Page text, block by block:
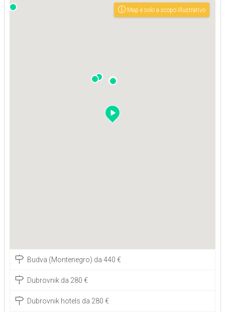
Map è solo a scopo illustrativo
Budva (Montenegro) da 440 €
Dubrovnik da 280 €
Dubrovnik hotels da 280 €